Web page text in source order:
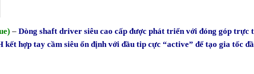
– Dòng shaft driver siêu cao cấp được phát triển với đóng góp
kết hợp tay cầm siêu ổn định với đầu tip cực “active” để tạo gia tốc